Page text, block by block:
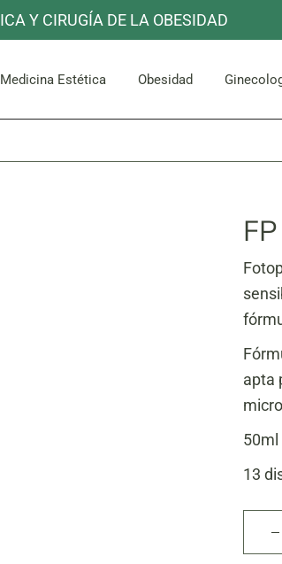
Y CIRUGÍA DE LA OBESIDAD
Mama
Medicina Estética Obesidad
Mama
Reducción de Estómago
Bypass Gástrico
apta
50ml
13